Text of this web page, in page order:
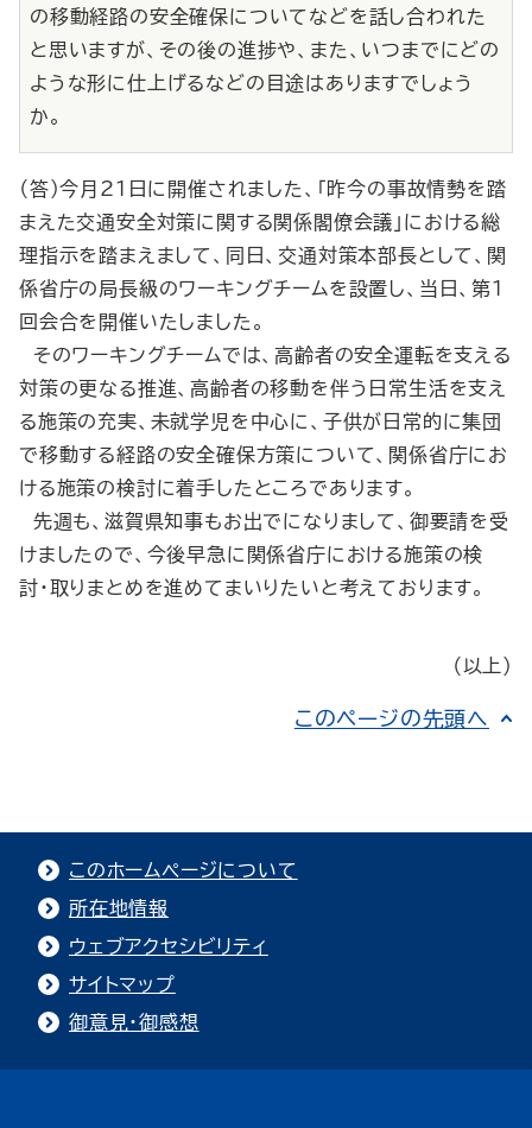
の移動経路の安全確保についてなどを話し合われた
と思いますが、その後の進捗や、また、いつまでにどの
ような形に仕上げるなどの目途はありますでしょう
か。
（答）今月21日に開催されました、「昨今の事故情勢を踏
まえた交通安全対策に関する関係閣僚会議」における総
理指示を踏まえまして、同日、交通対策本部長として、関
係省庁の局長級のワーキングチームを設置し、当日、第１
回会合を開催いたしました。
そのワーキングチームでは、高齢者の安全運転を支える
対策の更なる推進、高齢者の移動を伴う日常生活を支え
る施策の充実、未就学児を中心に、子供が日常的に集団
で移動する経路の安全確保方策について、関係省庁にお
ける施策の検討に着手したところであります。
先週も、滋賀県知事もお出でになりまして、御要請を受
けましたので、今後早急に関係省庁における施策の検
討・取りまとめを進めてまいりたいと考えております。
（以上）
このページの先頭へ
このホームページについて
所在地情報
ウェブアクセシビリティ
サイトマップ
御意見・御感想